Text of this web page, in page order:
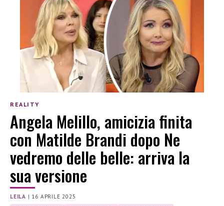
REALITY
Angela Melillo, amicizia finita
con Matilde Brandi dopo Ne
vedremo delle belle: arriva la
sua versione
LEILA | 16 APRILE 2025